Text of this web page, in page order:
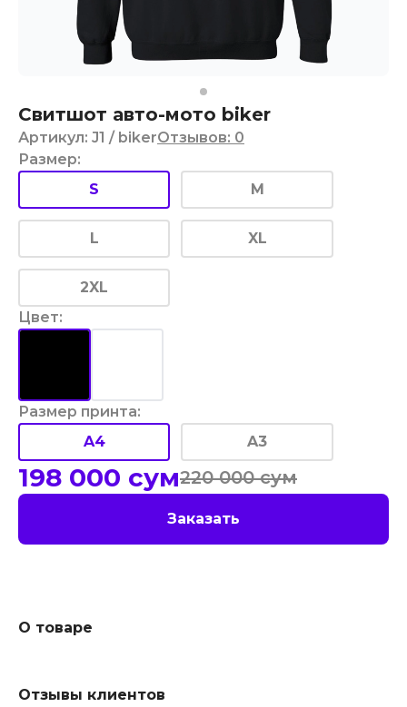
Свитшот авто-мото biker
Артикул: J1 / bikerОтзывов: 0
Размер:
S
M
L XL
2XL
Цвет:
Размер принта:
A4
A3
198 000 сум220 000 сум
Заказать
О товаре
Отзывы клиентов